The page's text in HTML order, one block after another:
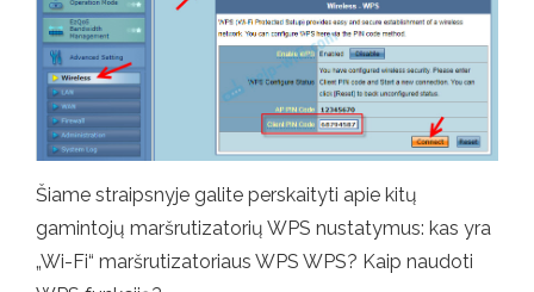
Šiame straipsnyje galite perskaityti apie kitų
gamintojų maršrutizatorių WPS nustatymus: kas yra
„Wi-Fi“ maršrutizatoriaus WPS WPS? Kaip naudoti